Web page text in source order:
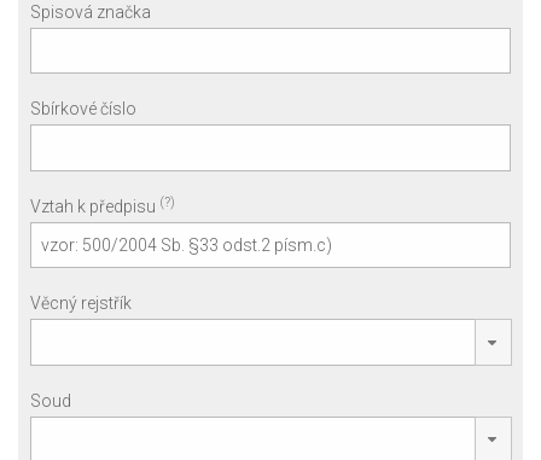
Spisová značka
Sbírkové číslo
Vztah k předpisu (?)
Věcný rejstřík
Soud